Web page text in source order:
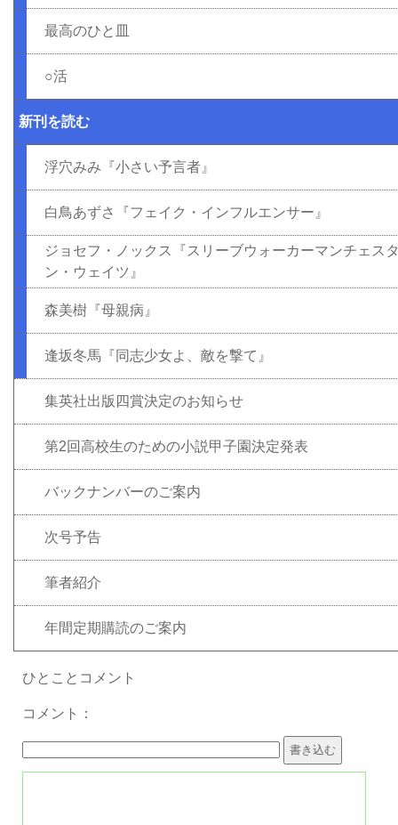
最高のひと皿
○活
新刊を読む
浮穴みみ『小さい予言者』
白鳥あずさ『フェイク・インフルエンサー』
ジョセフ・ノックス『スリーブウォーカーマンチェス
ン・ウェイツ』
森美樹『母親病』
逢坂冬馬『同志少女よ、敵を撃て』
集英社出版四賞決定のお知らせ
第2回高校生のための小説甲子園決定発表
バックナンバーのご案内
次号予告
筆者紹介
年間定期購読のご案内
ひとことコメント
コメント：